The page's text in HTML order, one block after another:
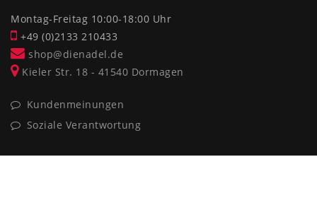
Montag-Freitag 10:00-18:00 Uhr
+49 (0)2133 210433
shop@dienadel.de
Kieler Str. 18 - 41540 Dormagen
Kundenmeinungen
Soziale Verantwortung